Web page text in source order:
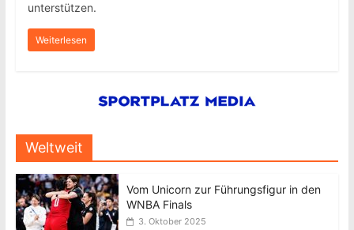
unterstützen.
Weiterlesen
Weltweit
Vom Unicorn zur Führungsfigur in den
WNBA Finals
3. Oktober 2025